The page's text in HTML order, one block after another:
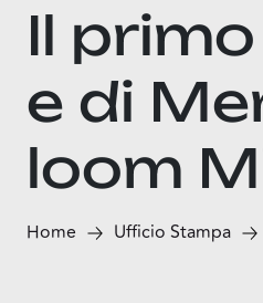
Il
e di
loom
Home Ufficio Stampa